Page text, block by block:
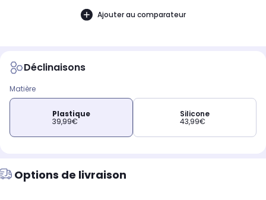
Ajouter au comparateur
Déclinaisons
Matière
Plastique
39,99€
Silicone
43,99€
Options de livraison